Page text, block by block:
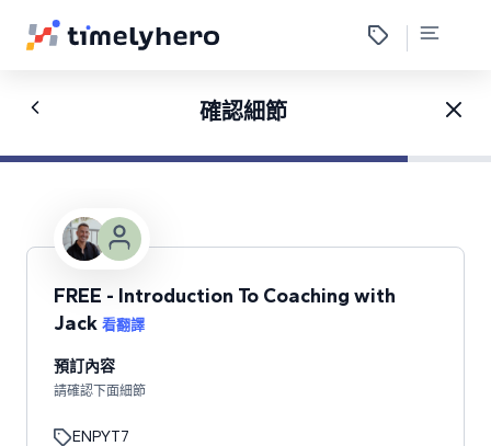
確認細節
FREE - Introduction To Coaching with
Jack 看翻譯
預訂內容
請確認下面細節
ENPYT7